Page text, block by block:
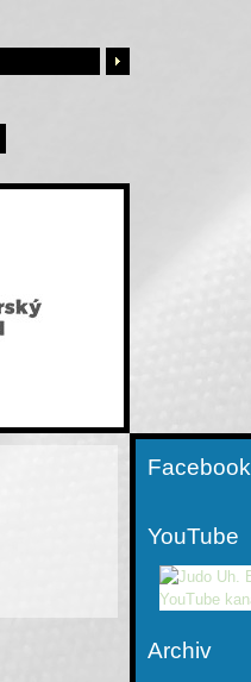
Facebook
YouTube
Archiv